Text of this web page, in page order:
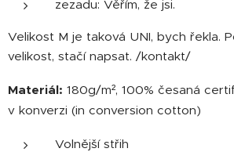
zezadu: Věřím, že jsi.
Velikost M je taková UNI, bych řekla.
velikost, stačí napsat. /kontakt/
Materiál: 180g/m², 100% česaná
v konverzi (in conversion cotton)
Volnější střih